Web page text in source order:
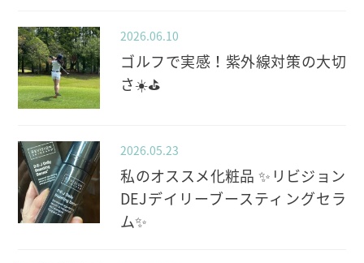
2026.06.10
ゴルフで実感！紫外線対策の大切
さ☀️⛳️
2026.05.23
私のオススメ化粧品 ✨️リビジョン
DEJデイリーブースティングセラ
ム✨️